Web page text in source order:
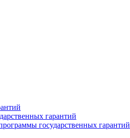
гарантий
государственных гарантий